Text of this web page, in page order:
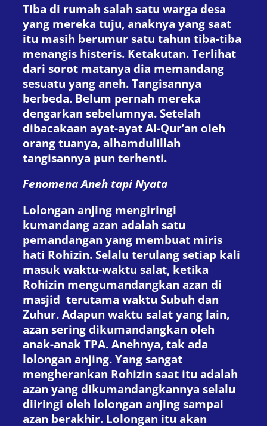
Tiba di rumah salah satu warga desa
yang mereka tuju, anaknya yang saat
itu masih berumur satu tahun tiba-tiba
menangis histeris. Ketakutan. Terlihat
dari sorot matanya dia memandang
sesuatu yang aneh. Tangisannya
berbeda. Belum pernah mereka
dengarkan sebelumnya. Setelah
dibacakaan ayat-ayat Al-Qur’an oleh
orang tuanya, alhamdulillah
tangisannya pun terhenti.
Fenomena Aneh tapi Nyata
Lolongan anjing mengiringi
kumandang azan adalah satu
pemandangan yang membuat miris
hati Rohizin. Selalu terulang setiap kali
masuk waktu-waktu salat, ketika
Rohizin mengumandangkan azan di
masjid terutama waktu Subuh dan
Zuhur. Adapun waktu salat yang lain,
azan sering dikumandangkan oleh
anak-anak TPA. Anehnya, tak ada
lolongan anjing. Yang sangat
mengherankan Rohizin saat itu adalah
azan yang dikumandangkannya selalu
diiringi oleh lolongan anjing sampai
azan berakhir. Lolongan itu akan